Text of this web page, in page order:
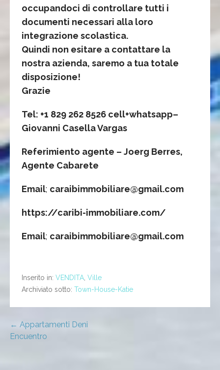
occupandoci di controllare tutti i
documenti necessari alla loro
integrazione scolastica.
Quindi non esitare a contattare la
nostra azienda, saremo a tua totale
disposizione!
Grazie
Tel: +1 829 262 8526 cell+whatsapp–
Giovanni Casella Vargas
Referimiento agente – Joerg Berres,
Agente Cabarete
Email; caraibimmobiliare@gmail.com
https://caribi-immobiliare.com/
Email; caraibimmobiliare@gmail.com
Inserito in: VENDITA Ville
Archiviato sotto: Town-House-Katie
Navigazione
← Appartamenti Deni
Encuentro